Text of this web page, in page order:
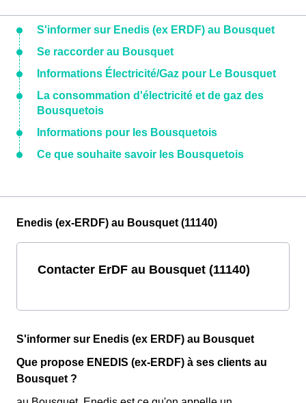
S'informer sur Enedis (ex ERDF) au Bousquet
Se raccorder au Bousquet
Informations Électricité/Gaz pour Le Bousquet
La consommation d'électricité et de gaz des
Bousquetois
Informations pour les Bousquetois
Ce que souhaite savoir les Bousquetois
Enedis (ex-ERDF) au Bousquet (11140)
Contacter ErDF au Bousquet (11140)
S'informer sur Enedis (ex ERDF) au Bousquet
Que propose ENEDIS (ex-ERDF) à ses clients au
Bousquet ?